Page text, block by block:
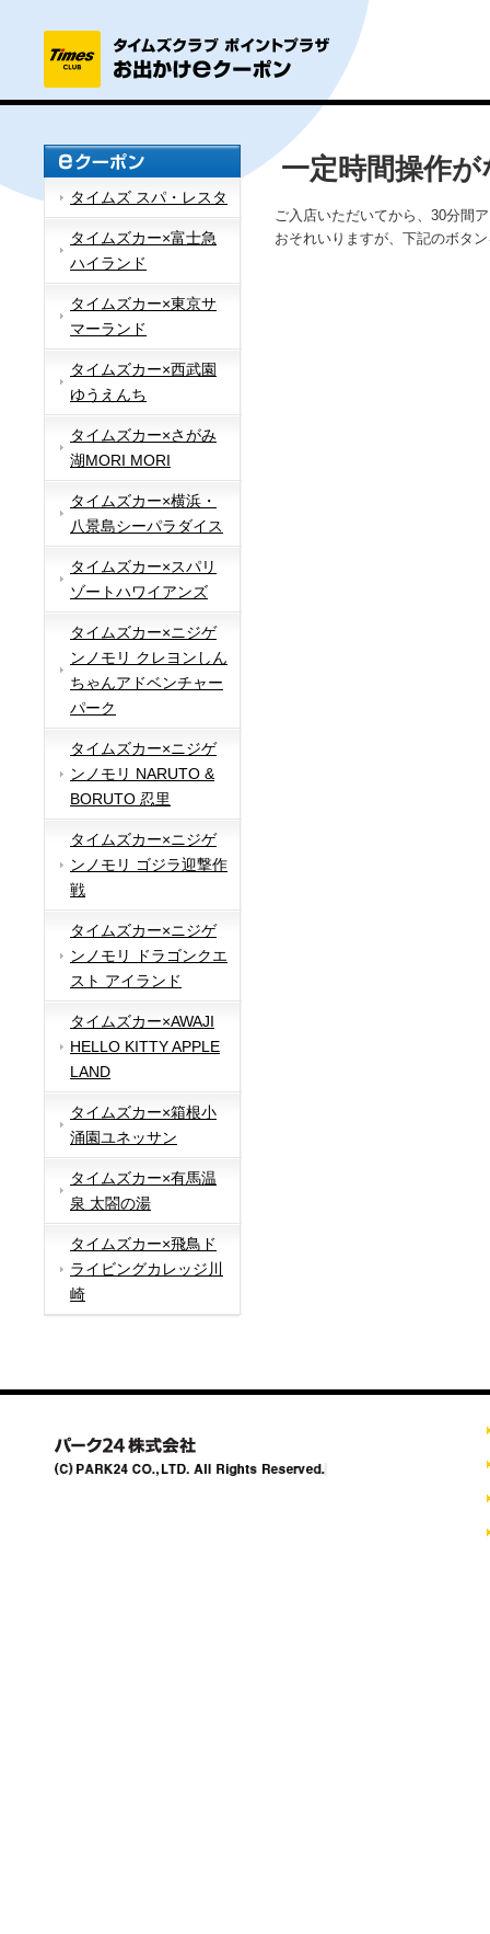
タイムズ スパ・レスタ
タイムズカー×富士急
ハイランド
タイムズカー×東京サ
マーランド
タイムズカー×西武園
ゆうえんち
タイムズカー×さがみ
湖MORI MORI
タイムズカー×横浜・
八景島シーパラダイス
タイムズカー×スパリ
ゾートハワイアンズ
タイムズカー×ニジゲ
ンノモリ クレヨンしん
ちゃんアドベンチャー
パーク
タイムズカー×ニジゲ
ンノモリ NARUTO &
BORUTO 忍里
タイムズカー×ニジゲ
ンノモリ ゴジラ迎撃作
戦
タイムズカー×ニジゲ
ンノモリ ドラゴンクエ
スト アイランド
タイムズカー×AWAJI
HELLO KITTY APPLE
LAND
タイムズカー×箱根小
涌園ユネッサン
タイムズカー×有馬温
泉 太閤の湯
タイムズカー×飛鳥ド
ライビングカレッジ川
崎
一定時間操作
ご入店いただいてから、30分間
おそれいりますが、下記のボタ